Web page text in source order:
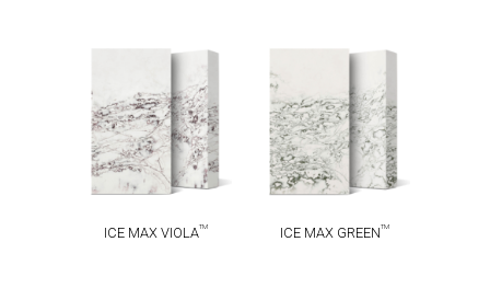
ICE MAX VIOLATM ICE MAX GREENTM